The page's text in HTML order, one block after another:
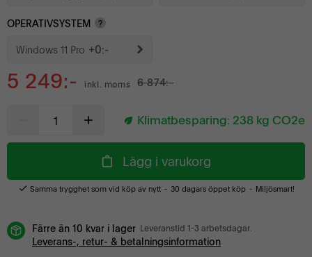
OPERATIVSYSTEM ?
Windows 11 Pro +0:-
5 249:- inkl. moms 6 874:-
Klimatbesparing: 238 kg CO2e
Lägg i varukorg
Samma trygghet som vid köp av nytt 30 dagars öppet köp Miljösmart!
Färre än 10 kvar i lager Leveranstid 1-3 arbetsdagar.
Leverans-, retur- & betalningsinformation